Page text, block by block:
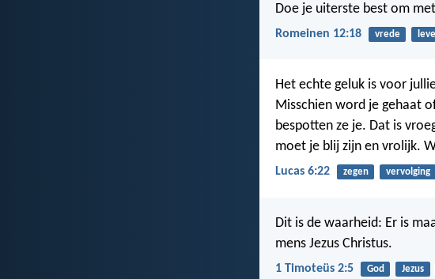
Doe je uiterste best om
Romeinen 12:18 vrede
Het echte geluk is voor
Misschien word je gehaat
bespotten ze je. Dat is
moet je blij zijn en vrolijk.
Lucas 6:22 zegen vervolging
Dit is de waarheid: Er is
mens Jezus Christus.
1 Timoteüs 2:5 God Jezus